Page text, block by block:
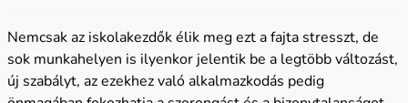
Nemcsak az iskolakezdők élik meg ezt a fajta stresszt, de
sok munkahelyen is ilyenkor jelentik be a legtöbb változást,
új szabályt, az ezekhez való alkalmazkodás pedig